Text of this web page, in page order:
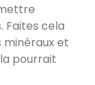
Faites cela
et
pourrait